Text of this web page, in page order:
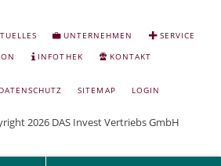
Anlage
und
UNTERNEHMEN
SERVICE
INFOTHEK KONTAKT
DATENSCHUTZ SITEMAP LOGIN
2026 DAS Invest Vertriebs GmbH